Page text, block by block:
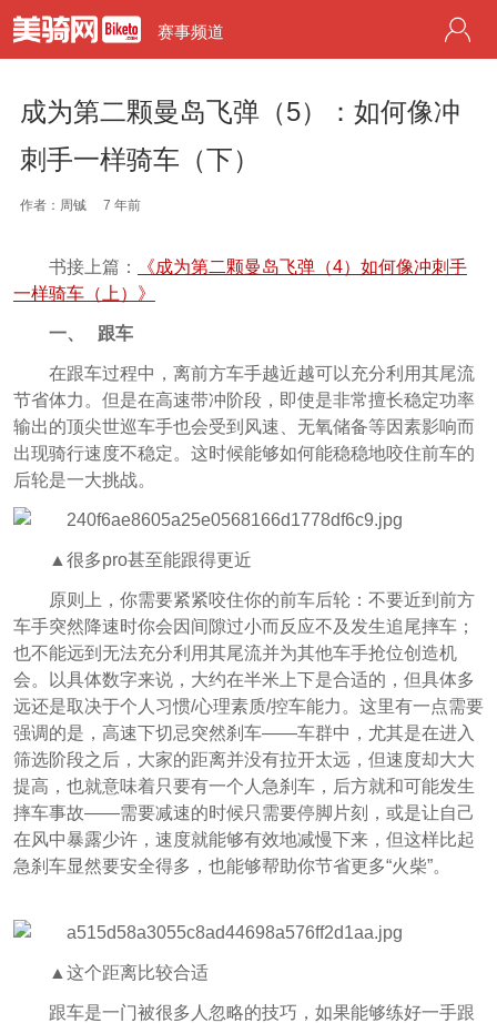
赛事频道
成为第二颗曼岛飞弹（5）：如何像冲
刺手一样骑车（下）
作者：周铖 7 年前
书接上篇：
《成为第二颗曼岛飞弹（4）如何像冲刺手
一样骑车（上）》
一、 跟车
在跟车过程中，离前方车手越近越可以充分利用其尾流
节省体力。但是在高速带冲阶段，即使是非常擅长稳定功率
输出的顶尖世巡车手也会受到风速、无氧储备等因素影响而
出现骑行速度不稳定。这时候能够如何能稳稳地咬住前车的
后轮是一大挑战。
▲很多pro甚至能跟得更近
原则上，你需要紧紧咬住你的前车后轮：不要近到前方
车手突然降速时你会因间隙过小而反应不及发生追尾摔车；
也不能远到无法充分利用其尾流并为其他车手抢位创造机
会。以具体数字来说，大约在半米上下是合适的，但具体多
远还是取决于个人习惯/心理素质/控车能力。这里有一点需要
强调的是，高速下切忌突然刹车——车群中，尤其是在进入
筛选阶段之后，大家的距离并没有拉开太远，但速度却大大
提高，也就意味着只要有一个人急刹车，后方就和可能发生
摔车事故——需要减速的时候只需要停脚片刻，或是让自己
在风中暴露少许，速度就能够有效地减慢下来，但这样比起
急刹车显然要安全得多，也能够帮助你节省更多“火柴”。
▲这个距离比较合适
跟车是一门被很多人忽略的技巧，如果能够练好一手跟